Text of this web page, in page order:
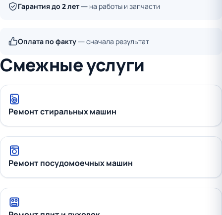
Гарантия до 2 лет— на работы и запчасти
Оплата по факту— сначала результат
Смежные услуги
Ремонт стиральных машин
Ремонт посудомоечных машин